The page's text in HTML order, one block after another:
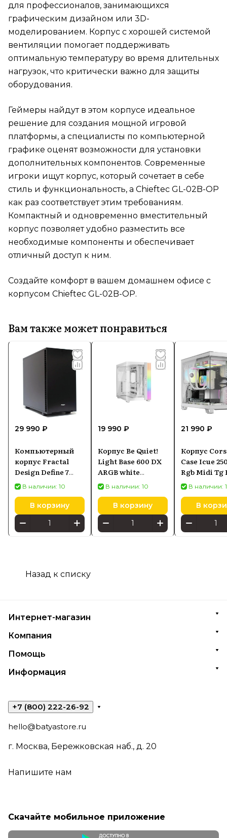
для профессионалов, занимающихся
графическим дизайном или 3D-
моделированием. Корпус с хорошей системой
вентиляции помогает поддерживать
оптимальную температуру во время длительных
нагрузок, что критически важно для защиты
оборудования.
Геймеры найдут в этом корпусе идеальное
решение для создания мощной игровой
платформы, а специалисты по компьютерной
графике оценят возможности для установки
дополнительных компонентов. Современные
игроки ищут корпус, который сочетает в себе
стиль и функциональность, а Chieftec GL-02B-OP
как раз соответствует этим требованиям.
Компактный и одновременно вместительный
корпус позволяет удобно разместить все
необходимые компоненты и обеспечивает
отличный доступ к ним.
Создайте комфорт в вашем домашнем офисе с
корпусом Chieftec GL-02B-OP.
Вам также может понравиться
29 990 ₽
Компьютерный
корпус Fractal
Design Define 7
(FDCDEF7A11)
В наличии: 10
В корзину
19 990 ₽
Корпус Be Quiet!
Light Base 600 DX
ARGB white
(BGW66)
В наличии: 10
В корзину
21 990 ₽
Корпус
Case Icue
Rgb Midi Tg
В наличии:
В
Назад к списку
Интернет-магазин
Компания
Помощь
Информация
+7 (800) 222-26-92
hello@batyastore.ru
г. Москва, Бережковская наб., д. 20
Напишите нам
Скачайте мобильное приложение